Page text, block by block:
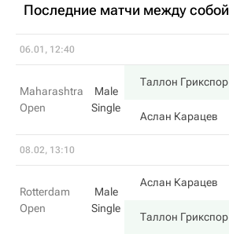
Последние матчи между собой
06.01, 12:40
Maharashtra
Open
Male
Single
Таллон Грикспор
Аслан Карацев
08.02, 13:10
Rotterdam
Open
Male
Single
Аслан Карацев
Таллон Грикспор